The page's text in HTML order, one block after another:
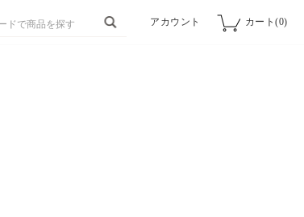
アカウント カート(0)